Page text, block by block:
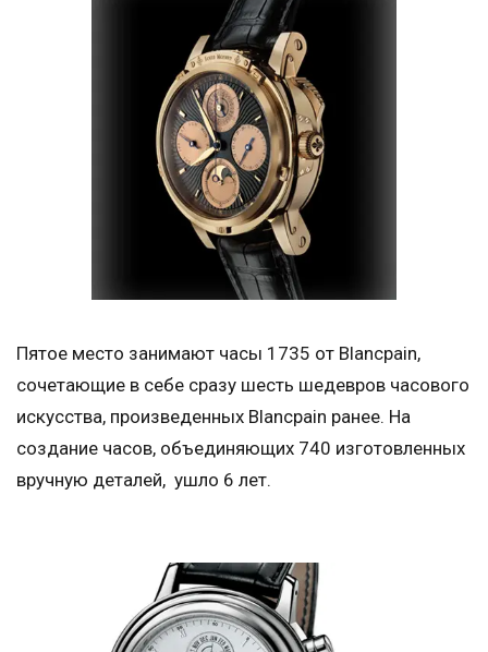
Пятое место занимают часы 1735 от Blancpain,
сочетающие в себе сразу шесть шедевров часового
искусства, произведенных Blancpain ранее. На
создание часов, объединяющих 740 изготовленных
вручную деталей, ушло 6 лет.